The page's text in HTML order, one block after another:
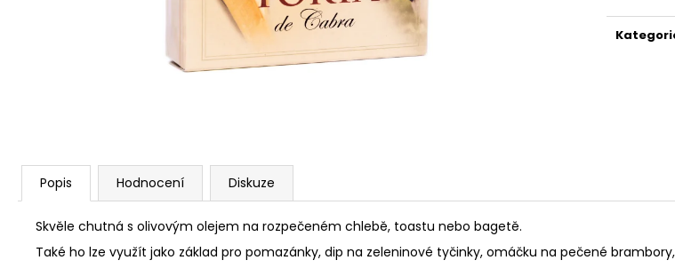
cena:
Popis Hodnocení Diskuze
Skvěle chutná s olivovým olejem na rozpečeném chlebě, toastu nebo bagetě.
Také ho lze využít jako základ pro pomazánky, dip na zeleninové tyčinky, omáčku na pečené
428 Kč